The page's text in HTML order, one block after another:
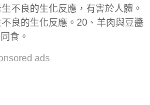
不良的生化反應，有害於人體。
良的生化反應。20、羊肉與豆醬
食。
ads